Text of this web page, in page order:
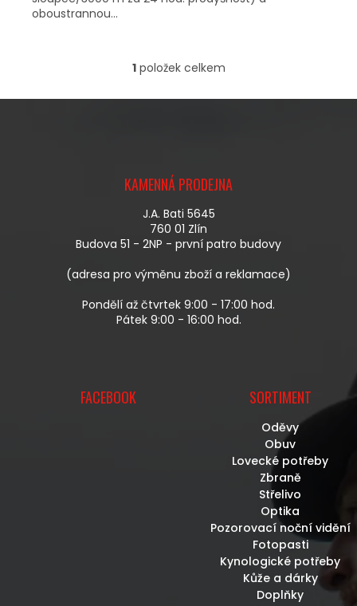
oboustrannou...
O
L
Í
P
R
V
K
V
P
I
1položek celkem
KAMENNÁ PRODEJNA
J.A. Bati 5645
760 01 Zlín
Budova 51 - 2NP - první patro budovy
(adresa pro výměnu zboží a reklamace)
Pondělí až čtvrtek 9:00 - 17:00 hod.
Pátek 9:00 - 16:00 hod.
FACEBOOK SORTIMENT
Oděvy
Obuv
Lovecké potřeby
Zbraně
Střelivo
Optika
Pozorovací noční vidění
Fotopasti
Kynologické potřeby
Kůže a dárky
Doplňky